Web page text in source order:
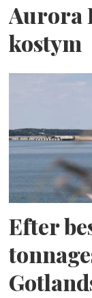
Aurora
kostym
Efter